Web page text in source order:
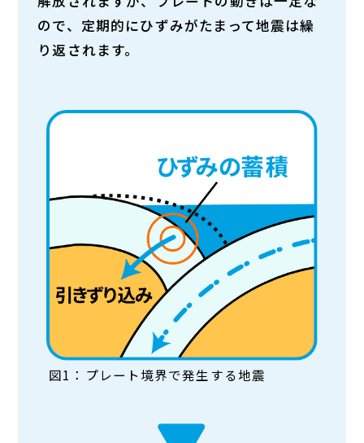
ので、定期的にひずみがたまって地震は繰
り返されます。
図1：プレート境界で発生する地震